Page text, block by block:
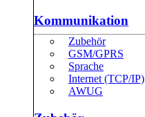
Kommunikation
Zubehör
GSM/GPRS
Sprache
Internet (TCP/IP)
AWUG